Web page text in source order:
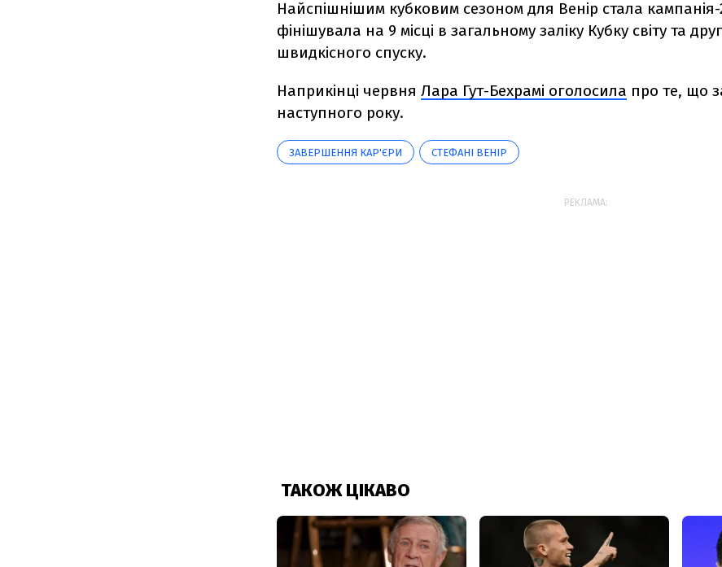
Найспішнішим кубковим сезоном для Венір стала кампанія-
фінішувала на 9 місці в загальному заліку Кубку світу та
швидкісного спуску.
Наприкінці червня Лара Гут-Бехрамі оголосила про те, що
наступного року.
ЗАВЕРШЕННЯ КАР'ЄРИ СТЕФАНІ ВЕНІР
РЕКЛАМА: